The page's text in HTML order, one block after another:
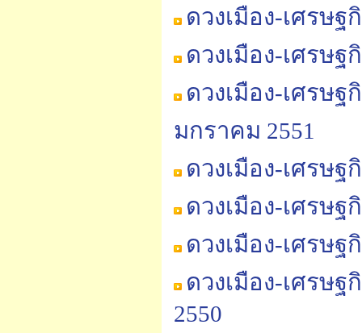
ดวงเมือง-เศรษ
ดวงเมือง-เศรษ
ดวงเมือง-เศรษ
มกราคม 2551
ดวงเมือง-เศรษ
ดวงเมือง-เศรษ
ดวงเมือง-เศรษ
ดวงเมือง-เศรษ
2550